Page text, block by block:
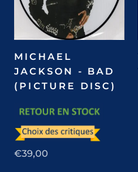
MICHAEL
JACKSON - BAD
(PICTURE DISC)
€39,00